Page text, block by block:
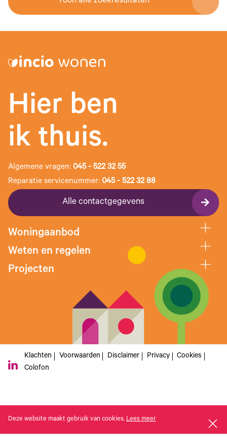
Hier ben
ik thuis.
Algemene vragen: 045 - 522 32 55
Reparatie servicenummer: 045 - 522 32 88
Alle contactgegevens
Woningaanbod
Weten en regelen
Projecten
Klachten Voorwaarden Disclaimer Privacy
Cookies
Colofon
Deze website maakt gebruik van cookies. Lees meer